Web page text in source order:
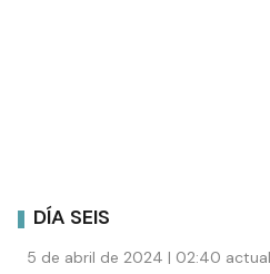
DÍA SEIS
5 de abril de 2024 | 02:40